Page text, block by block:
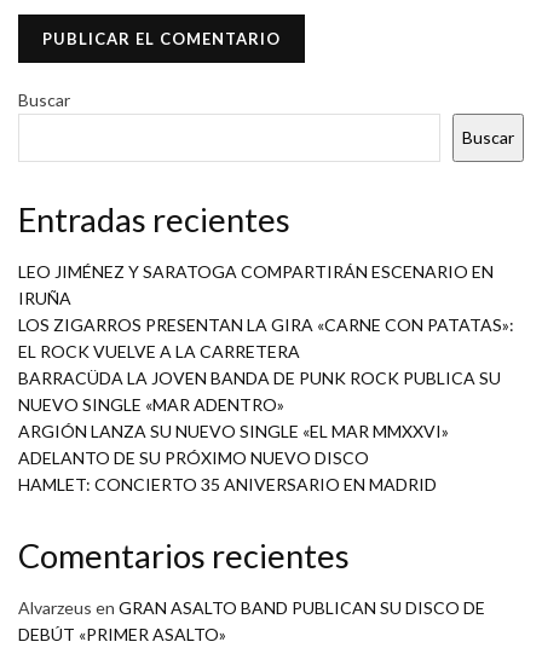
Buscar
Buscar
Entradas recientes
LEO JIMÉNEZ Y SARATOGA COMPARTIRÁN ESCENARIO EN
IRUÑA
LOS ZIGARROS PRESENTAN LA GIRA «CARNE CON PATATAS»:
EL ROCK VUELVE A LA CARRETERA
BARRACÜDA LA JOVEN BANDA DE PUNK ROCK PUBLICA SU
NUEVO SINGLE «MAR ADENTRO»
ARGIÓN LANZA SU NUEVO SINGLE «EL MAR MMXXVI»
ADELANTO DE SU PRÓXIMO NUEVO DISCO
HAMLET: CONCIERTO 35 ANIVERSARIO EN MADRID
Comentarios recientes
Alvarzeus en GRAN ASALTO BAND PUBLICAN SU DISCO DE
DEBÚT «PRIMER ASALTO»